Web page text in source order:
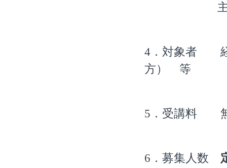
主任コン
4．対象者 経
方） 等
5．受講料
6．募集人数